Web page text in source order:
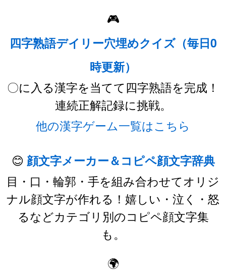
🎮
四字熟語デイリー穴埋めクイズ（毎日0
時更新）
〇に入る漢字を当てて四字熟語を完成！
連続正解記録に挑戦。
他の漢字ゲーム一覧はこちら
😊 顔文字メーカー＆コピペ顔文字辞典
目・口・輪郭・手を組み合わせてオリジ
ナル顔文字が作れる！嬉しい・泣く・怒
るなどカテゴリ別のコピペ顔文字集
も。
🌍